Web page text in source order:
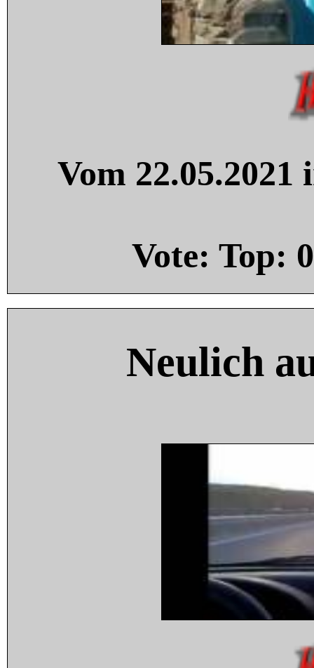
Vom
Vote: Top: 0
Neulich